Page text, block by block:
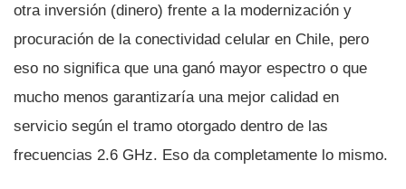
otra inversión (dinero) frente a la modernización y
procuración de la conectividad celular en Chile, pero
eso no significa que una ganó mayor espectro o que
mucho menos garantizarí­a una mejor calidad en
servicio según el tramo otorgado dentro de las
frecuencias 2.6 GHz. Eso da completamente lo mismo.